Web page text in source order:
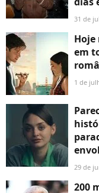
31 de
em
1 de
29 de
200